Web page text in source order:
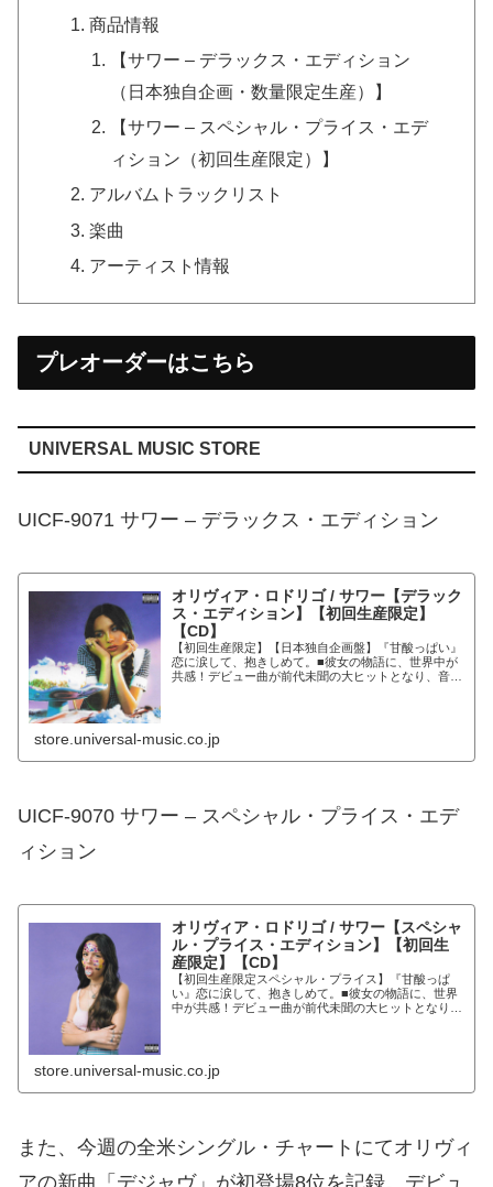
商品情報
【サワー – デラックス・エディション
（日本独自企画・数量限定生産）】
【サワー – スペシャル・プライス・エデ
ィション（初回生産限定）】
アルバムトラックリスト
楽曲
アーティスト情報
プレオーダーはこちら
UNIVERSAL MUSIC STORE
UICF-9071 サワー – デラックス・エディション
オリヴィア・ロドリゴ / サワー【デラック
ス・エディション】【初回生産限定】
【CD】
【初回生産限定】【日本独自企画盤】『甘酸っぱい』
恋に涙して、抱きしめて。■彼女の物語に、世界中が
共感！デビュー曲が前代未聞の大ヒットとなり、音楽
store.universal-music.co.jp
UICF-9070 サワー – スペシャル・プライス・エデ
ィション
オリヴィア・ロドリゴ / サワー【スペシャ
ル・プライス・エディション】【初回生
産限定】【CD】
【初回生産限定スペシャル・プライス】『甘酸っぱ
い』恋に涙して、抱きしめて。■彼女の物語に、世界
中が共感！デビュー曲が前代未聞の大ヒットとなり、
store.universal-music.co.jp
また、今週の全米シングル・チャートにてオリヴィ
アの新曲「デジャヴ」が初登場8位を記録。デビュ